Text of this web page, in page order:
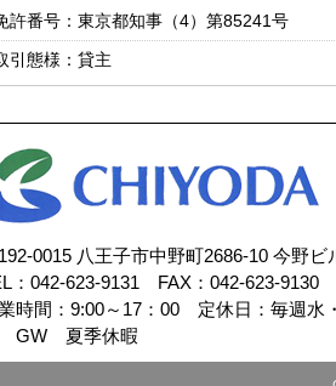
許番号：東京都知事（4）第85241号
引態様：貸主
0015 八王子市中野町2686-10 今野ビ
：042-623-9131 FAX：042-623-9130
時間：9:00～17：00 定休日：毎週
GW 夏季休暇